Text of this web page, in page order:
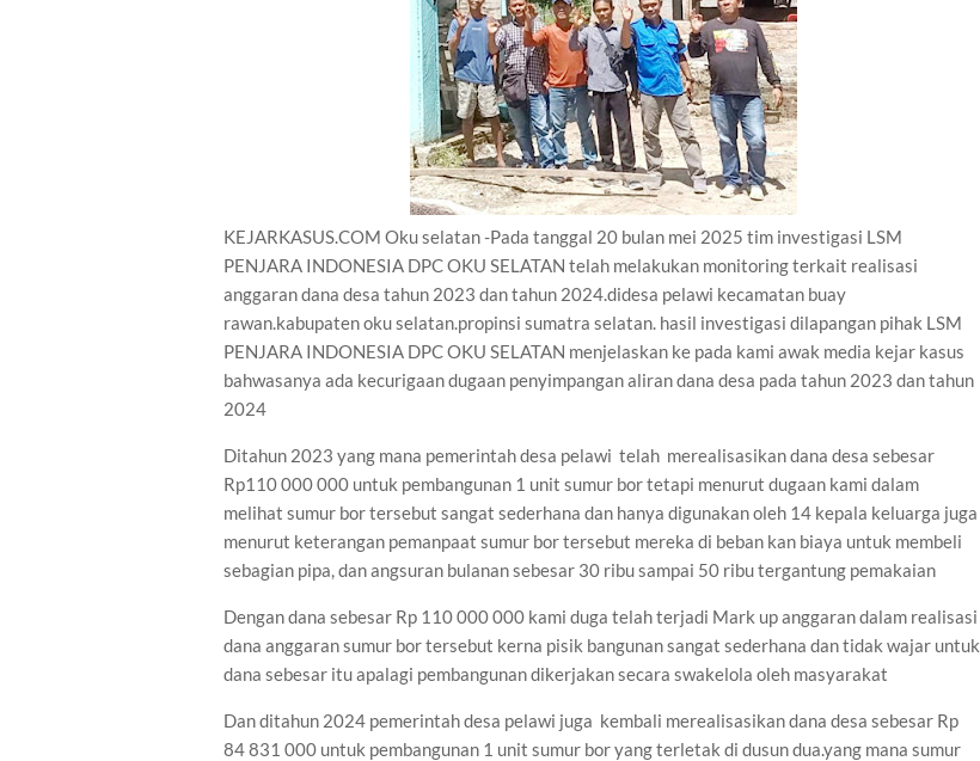
KEJARKASUS.COM Oku selatan -Pada tanggal 20 bulan mei 2025 tim investigasi LSM
PENJARA INDONESIA DPC OKU SELATAN telah melakukan monitoring terkait realisasi
anggaran dana desa tahun 2023 dan tahun 2024.didesa pelawi kecamatan buay
rawan.kabupaten oku selatan.propinsi sumatra selatan. hasil investigasi dilapangan pihak LSM
PENJARA INDONESIA DPC OKU SELATAN menjelaskan ke pada kami awak media kejar kasus
bahwasanya ada kecurigaan dugaan penyimpangan aliran dana desa pada tahun 2023 dan tahun
2024
Ditahun 2023 yang mana pemerintah desa pelawi telah merealisasikan dana desa sebesar
Rp110 000 000 untuk pembangunan 1 unit sumur bor tetapi menurut dugaan kami dalam
melihat sumur bor tersebut sangat sederhana dan hanya digunakan oleh 14 kepala keluarga juga
menurut keterangan pemanpaat sumur bor tersebut mereka di beban kan biaya untuk membeli
sebagian pipa, dan angsuran bulanan sebesar 30 ribu sampai 50 ribu tergantung pemakaian
Dengan dana sebesar Rp 110 000 000 kami duga telah terjadi Mark up anggaran dalam realisasi
dana anggaran sumur bor tersebut kerna pisik bangunan sangat sederhana dan tidak wajar untuk
dana sebesar itu apalagi pembangunan dikerjakan secara swakelola oleh masyarakat
Dan ditahun 2024 pemerintah desa pelawi juga kembali merealisasikan dana desa sebesar Rp
84 831 000 untuk pembangunan 1 unit sumur bor yang terletak di dusun dua.yang mana sumur